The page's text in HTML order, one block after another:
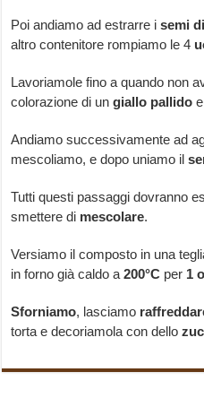
Poi andiamo ad estrarre isemi di
altro contenitore rompiamo le 4
Lavoriamole fino a quando non
colorazione di ungiallo pallido
Andiamo successivamente ad
mescoliamo, e dopo uniamo il
Tutti questi passaggi dovranno
smettere di mescolare.
Versiamo il composto in una
in forno già caldo a200°C per 1
Sforniamo, lasciamo
torta e decoriamola con dello